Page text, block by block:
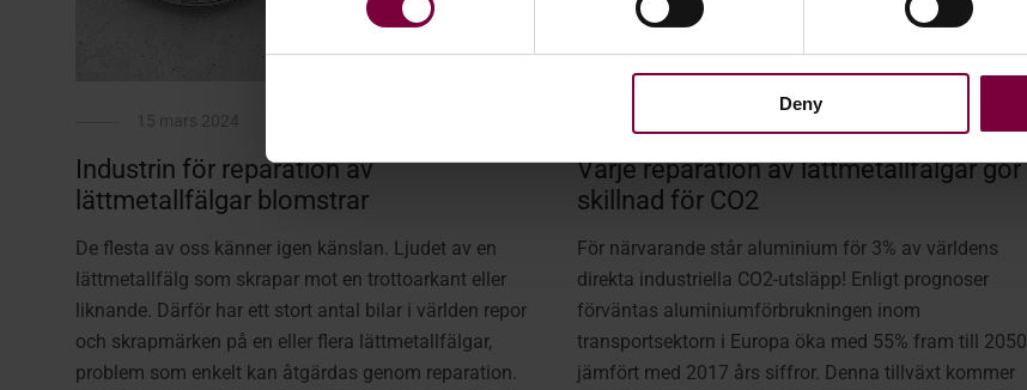
Deny
Industrin för reparation av
lättmetallfälgar blomstrar
De flesta av oss känner igen känslan. Ljudet av en
lättmetallfälg som skrapar mot en trottoarkant eller
liknande. Därför har ett stort antal bilar i världen repor
och skrapmärken på en eller flera lättmetallfälgar,
problem som enkelt kan åtgärdas genom reparation.
Varje reparation av lättmetallfälgar gör
skillnad för CO2
För närvarande står aluminium för 3% av världens
direkta industriella CO2-utsläpp! Enligt prognoser
förväntas aluminiumförbrukningen inom
transportsektorn i Europa öka med 55% fram till 2050
jämfört med 2017 års siffror. Denna tillväxt kommer